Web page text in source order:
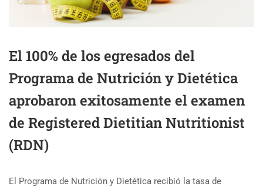
El 100% de los egresados del
Programa de Nutrición y Dietética
aprobaron exitosamente el examen
de Registered Dietitian Nutritionist
(RDN)
El Programa de Nutrición y Dietética recibió la tasa de